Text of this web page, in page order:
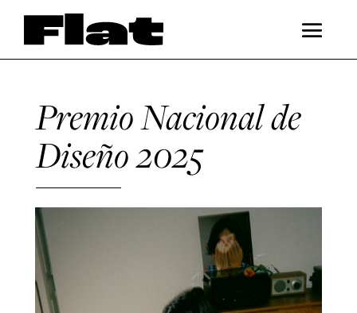
Premio Nacional de
Diseño 2025